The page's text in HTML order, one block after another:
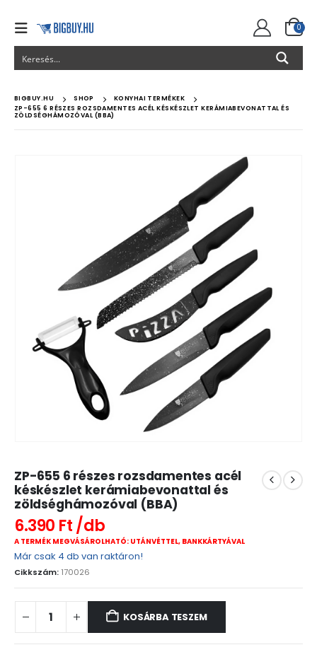
0
BIGBUY.HU SHOP
KONYHAI TERMÉKEK
ZP-655 6 RÉSZES ROZSDAMENTES ACÉL KÉSKÉSZLET KERÁMIABEVONATTAL ÉS
ZÖLDSÉGHÁMOZÓVAL (BBA)
ZP-655 6 részes rozsdamentes acél
késkészlet kerámiabevonattal és
zöldséghámozóval (BBA)
6.390 Ft
A TERMÉK MEGVÁSÁROLHATÓ: UTÁNVÉTTEL, BANKKÁRTYÁVAL
Már csak 4 db van raktáron!
Cikkszám: 170026
KOSÁRBA TESZEM